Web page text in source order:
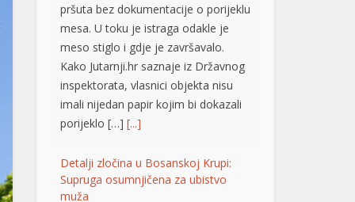
meso stiglo i gdje je završavalo.
Kako Jutarnji.hr saznaje iz Državnog
inspektorata, vlasnici objekta nisu
imali nijedan papir kojim bi dokazali
porijeklo […] [...]
Detalji zločina u Bosanskoj Krupi:
muža
U Bosanskoj Krupi